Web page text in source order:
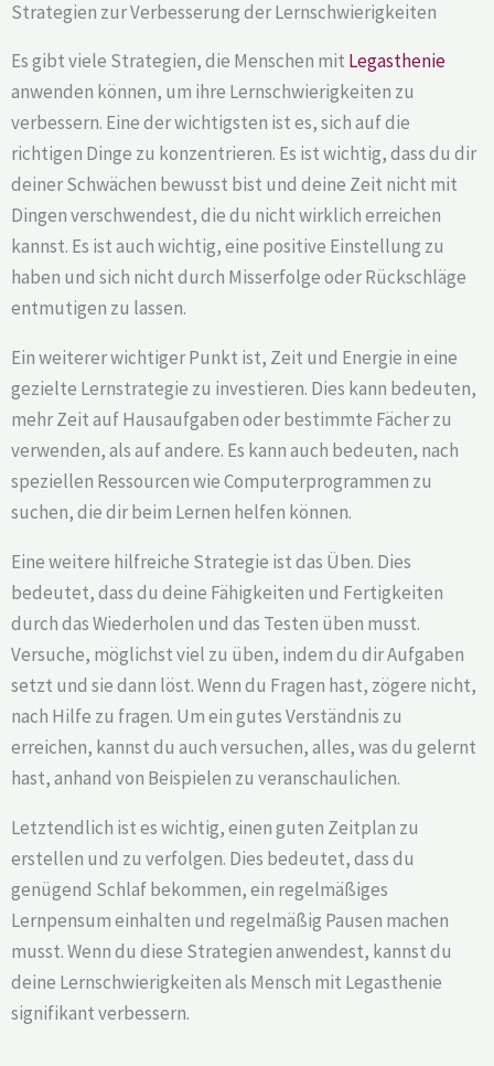
Strategien zur Verbesserung der Lernschwierigkeiten
Es gibt viele Strategien, die Menschen mit Legasthenie
anwenden können, um ihre Lernschwierigkeiten zu
verbessern. Eine der wichtigsten ist es, sich auf die
richtigen Dinge zu konzentrieren. Es ist wichtig, dass du dir
deiner Schwächen bewusst bist und deine Zeit nicht mit
Dingen verschwendest, die du nicht wirklich erreichen
kannst. Es ist auch wichtig, eine positive Einstellung zu
haben und sich nicht durch Misserfolge oder Rückschläge
entmutigen zu lassen.
Ein weiterer wichtiger Punkt ist, Zeit und Energie in eine
gezielte Lernstrategie zu investieren. Dies kann bedeuten,
mehr Zeit auf Hausaufgaben oder bestimmte Fächer zu
verwenden, als auf andere. Es kann auch bedeuten, nach
speziellen Ressourcen wie Computerprogrammen zu
suchen, die dir beim Lernen helfen können.
Eine weitere hilfreiche Strategie ist das Üben. Dies
bedeutet, dass du deine Fähigkeiten und Fertigkeiten
durch das Wiederholen und das Testen üben musst.
Versuche, möglichst viel zu üben, indem du dir Aufgaben
setzt und sie dann löst. Wenn du Fragen hast, zögere nicht,
nach Hilfe zu fragen. Um ein gutes Verständnis zu
erreichen, kannst du auch versuchen, alles, was du gelernt
hast, anhand von Beispielen zu veranschaulichen.
Letztendlich ist es wichtig, einen guten Zeitplan zu
erstellen und zu verfolgen. Dies bedeutet, dass du
genügend Schlaf bekommen, ein regelmäßiges
Lernpensum einhalten und regelmäßig Pausen machen
musst. Wenn du diese Strategien anwendest, kannst du
deine Lernschwierigkeiten als Mensch mit Legasthenie
signifikant verbessern.